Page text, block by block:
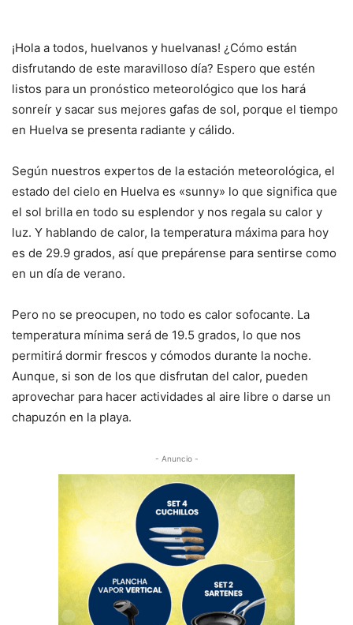
¡Hola a todos, huelvanos y huelvanas! ¿Cómo están
disfrutando de este maravilloso día? Espero que estén
listos para un pronóstico meteorológico que los hará
sonreír y sacar sus mejores gafas de sol, porque el tiempo
en Huelva se presenta radiante y cálido.
Según nuestros expertos de la estación meteorológica, el
estado del cielo en Huelva es «sunny» lo que significa que
el sol brilla en todo su esplendor y nos regala su calor y
luz. Y hablando de calor, la temperatura máxima para hoy
es de 29.9 grados, así que prepárense para sentirse como
en un día de verano.
Pero no se preocupen, no todo es calor sofocante. La
temperatura mínima será de 19.5 grados, lo que nos
permitirá dormir frescos y cómodos durante la noche.
Aunque, si son de los que disfrutan del calor, pueden
aprovechar para hacer actividades al aire libre o darse un
chapuzón en la playa.
- Anuncio -